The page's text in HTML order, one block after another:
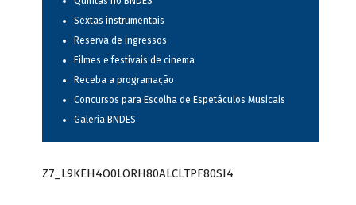
Sextas instrumentais
Reserva de ingressos
Filmes e festivais de cinema
Receba a programação
Concursos para Escolha de Espetáculos Musicais
Galeria BNDES
Z7_L9KEH4O0LORH80ALCLTPF80SI4